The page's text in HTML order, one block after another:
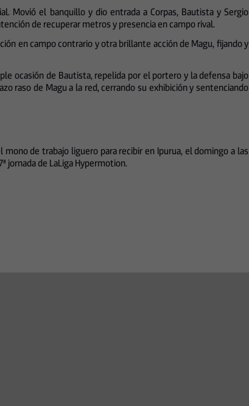
Movió el banquillo y dio entrada a Corpas, Bautista y Sergio
de recuperar metros y presencia en campo rival.
en campo contrario y otra brillante acción de Magu, fijando y
ocasión de Bautista, repelida por el portero y la defensa bajo
raso de Magu a la red, cerrando su exhibición y sentenciando
de trabajo liguero para recibir en Ipurua, el domingo a las
jornada de LaLiga Hypermotion.